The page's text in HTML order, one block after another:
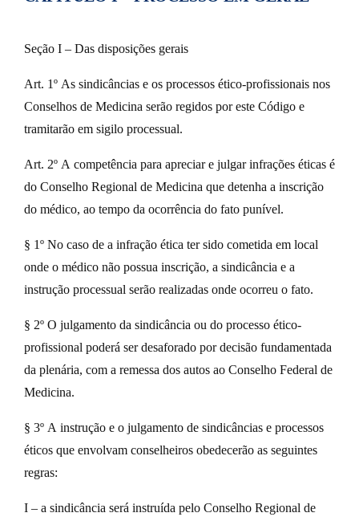
Seção I – Das disposições gerais
Art. 1º As sindicâncias e os processos ético-profissionais nos
Conselhos de Medicina serão regidos por este Código e
tramitarão em sigilo processual.
Art. 2º A competência para apreciar e julgar infrações éticas é
do Conselho Regional de Medicina que detenha a inscrição
do médico, ao tempo da ocorrência do fato punível.
§ 1º No caso de a infração ética ter sido cometida em local
onde o médico não possua inscrição, a sindicância e a
instrução processual serão realizadas onde ocorreu o fato.
§ 2º O julgamento da sindicância ou do processo ético-
profissional poderá ser desaforado por decisão fundamentada
da plenária, com a remessa dos autos ao Conselho Federal de
Medicina.
§ 3º A instrução e o julgamento de sindicâncias e processos
éticos que envolvam conselheiros obedecerão as seguintes
regras:
I – a sindicância será instruída pelo Conselho Regional de